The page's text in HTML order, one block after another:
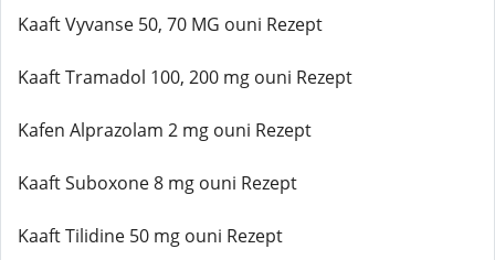
Kaaft Vyvanse 50, 70 MG ouni Rezept
Kaaft Tramadol 100, 200 mg ouni Rezept
Kafen Alprazolam 2 mg ouni Rezept
Kaaft Suboxone 8 mg ouni Rezept
Kaaft Tilidine 50 mg ouni Rezept